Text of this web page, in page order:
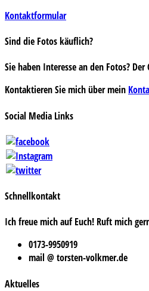
Kontaktformular
Sind die Fotos käuflich?
Sie haben Interesse an den Fotos?
Kontaktieren Sie mich über mein
Social Media Links
Schnellkontakt
Ich freue mich auf Euch! Ruft mich
0173-9950919
mail @ torsten-volkmer.de
Aktuelles